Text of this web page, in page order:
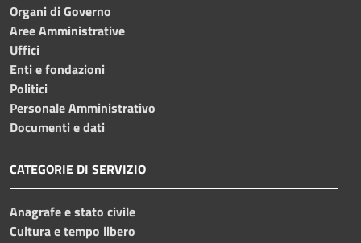
Organi di Governo
Aree Amministrative
Uffici
Enti e fondazioni
Politici
Personale Amministrativo
Documenti e dati
CATEGORIE DI SERVIZIO
Anagrafe e stato civile
Cultura e tempo libero